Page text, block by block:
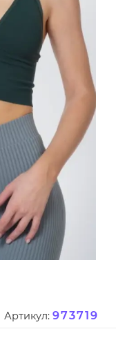
Артикул: 973719